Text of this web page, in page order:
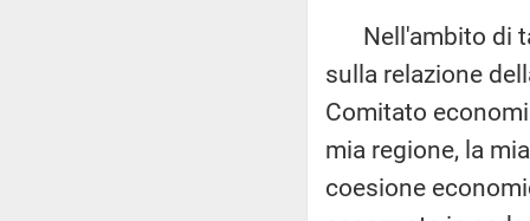
Nell'ambito di
sulla relazione
Comitato
mia regione, la
coesione